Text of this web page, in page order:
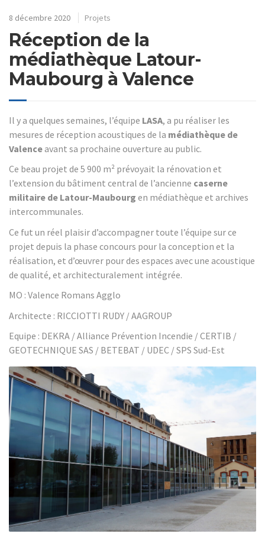
8 décembre 2020 Projets
Réception de la
médiathèque Latour-
Maubourg à Valence
Il y a quelques semaines, l’équipe LASA, a pu réaliser les
mesures de réception acoustiques de la médiathèque de
Valenceavant sa prochaine ouverture au public.
Ce beau projet de 5 900 m² prévoyait la rénovation et
l’extension du bâtiment central de l’ancienne caserne
militaire de Latour-Maubourg en médiathèque et archives
intercommunales.
Ce fut un réel plaisir d’accompagner toute l’équipe sur ce
projet depuis la phase concours pour la conception et la
réalisation, et d’œuvrer pour des espaces avec une acoustique
de qualité, et architecturalement intégrée.
MO : Valence Romans Agglo
Architecte : RICCIOTTI RUDY / AAGROUP
Equipe : DEKRA / Alliance Prévention Incendie / CERTIB /
GEOTECHNIQUE SAS / BETEBAT / UDEC / SPS Sud-Est